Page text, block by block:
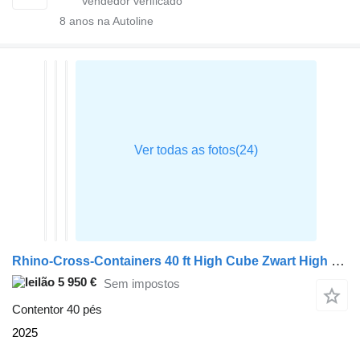
8 anos na Autoline
Rhino-Cross-Containers 40 ft High Cube Zwart High Cube
5 950 € Sem impostos
Contentor 40 pés
2025